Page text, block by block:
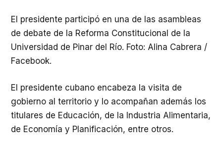
El presidente participó en una de las asambleas
de debate de la Reforma Constitucional de la
Universidad de Pinar del Río. Foto: Alina Cabrera /
Facebook.
El presidente cubano encabeza la visita de
gobierno al territorio y lo acompañan además los
titulares de Educación, de la Industria Alimentaria,
de Economía y Planificación, entre otros.